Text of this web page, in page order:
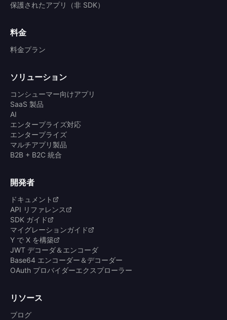
保護されたアプリ（非 SDK）
料金
料金プラン
ソリューション
コンシューマー向けアプリ
SaaS 製品
AI
エンタープライズ対応
エンタープライズ
マルチアプリ製品
B2B + B2C 統合
開発者
ドキュメント
API リファレンス
SDK ガイド
マイグレーションガイド
Y で X を構築
JWT デコーダ＆エンコーダ
Base64 エンコーダー＆デコーダー
OAuth プロバイダーエクスプローラー
リソース
ブログ